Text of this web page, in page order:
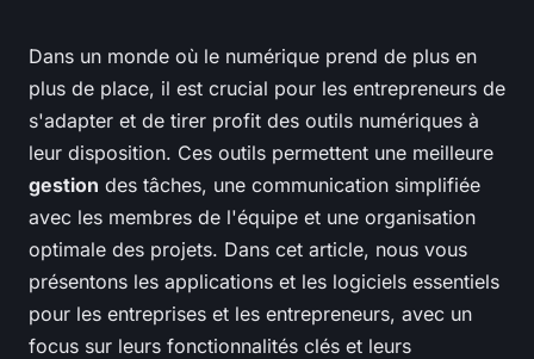
Dans un monde où le numérique prend de plus en
plus de place, il est crucial pour les entrepreneurs de
s'adapter et de tirer profit des outils numériques à
leur disposition. Ces outils permettent une meilleure
gestion des tâches, une communication simplifiée
avec les membres de l'équipe et une organisation
optimale des projets. Dans cet article, nous vous
présentons les applications et les logiciels essentiels
pour les entreprises et les entrepreneurs, avec un
focus sur leurs fonctionnalités clés et leurs